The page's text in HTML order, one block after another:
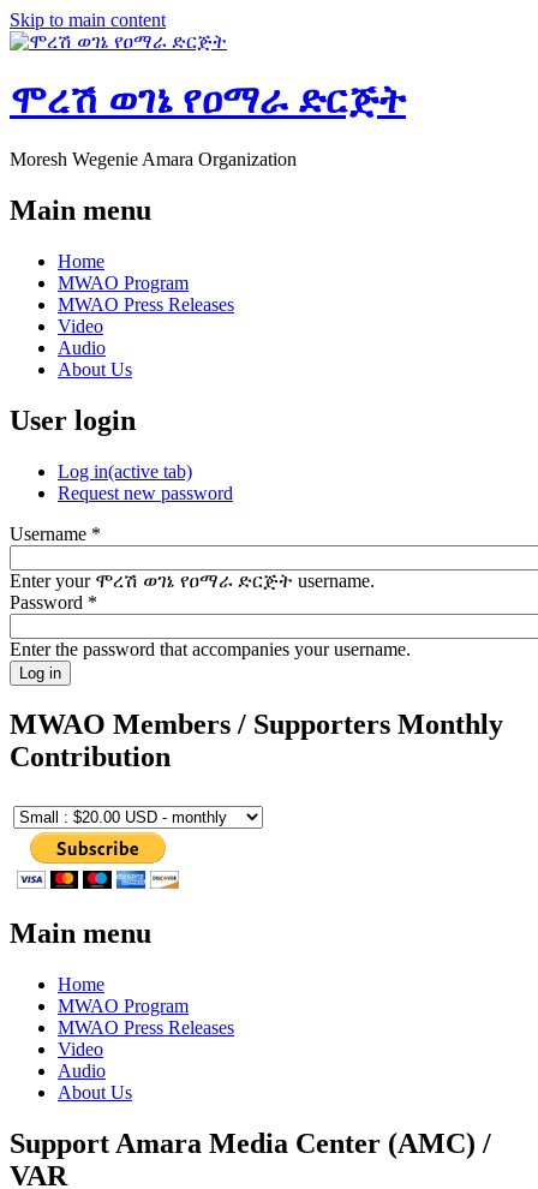
Skip to main content
ሞረሽ ወገኔ የዐማራ ድርጅት
Moresh Wegenie Amara Organization
Main menu
Home
MWAO Program
MWAO Press Releases
Video
Audio
About Us
User login
Log in(active tab)
Request new password
Username *
Enter your ሞረሽ ወገኔ የዐማራ ድርጅት username.
Password *
Enter the password that accompanies your username.
MWAO Members / Supporters Monthly
Contribution
Main menu
Home
MWAO Program
MWAO Press Releases
Video
Audio
About Us
Support Amara Media Center (AMC) /
VAR